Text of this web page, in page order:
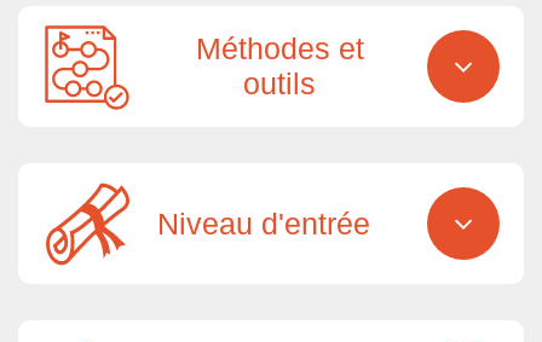
Méthodes et
outils
Niveau d'entrée